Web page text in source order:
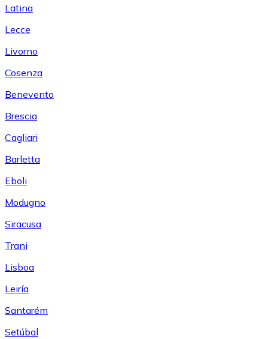
Latina
Lecce
Livorno
Cosenza
Benevento
Brescia
Cagliari
Barletta
Eboli
Modugno
Siracusa
Trani
Lisboa
Leiría
Santarém
Setúbal